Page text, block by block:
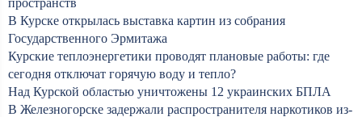
пространств
В Курске открылась выставка картин из собрания
Государственного Эрмитажа
Курские теплоэнергетики проводят плановые работы: где
сегодня отключат горячую воду и тепло?
Над Курской областью уничтожены 12 украинских БПЛА
В Железногорске задержали распространителя наркотиков из-